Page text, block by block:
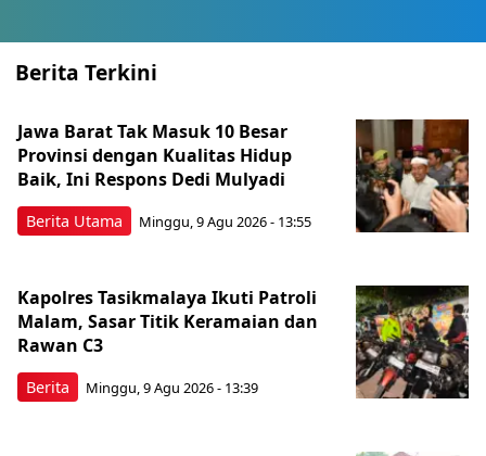
Berita Terkini
Berita Utama
Jawa Barat Tak Masuk 10 Besar
Provinsi dengan Kualitas Hidup
Baik, Ini Respons Dedi Mulyadi
Minggu, 9 Agu 2026 - 13:55
Berita
Kapolres Tasikmalaya Ikuti Patroli
Malam, Sasar Titik Keramaian dan
Rawan C3
Minggu, 9 Agu 2026 - 13:39